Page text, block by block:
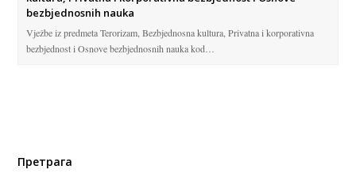
bezbjednosnih nauka
Vježbe iz predmeta Terorizam, Bezbjednosna kultura, Privatna i korporativna
bezbjednost i Osnove bezbjednosnih nauka kod…
Претрага